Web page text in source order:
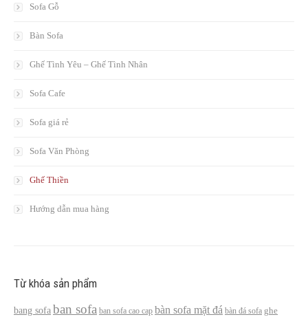
Sofa Gỗ
Bàn Sofa
Ghế Tình Yêu – Ghế Tình Nhân
Sofa Cafe
Sofa giá rẻ
Sofa Văn Phòng
Ghế Thiền
Hướng dẫn mua hàng
Từ khóa sản phẩm
bang sofaban sofa ban sofa cao cap bàn sofa mặt đá bàn đá sofa ghe